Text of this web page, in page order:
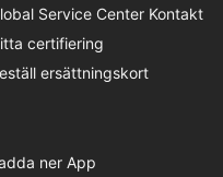
Service Center Kontakt
certifiering
ersättningskort
ner App